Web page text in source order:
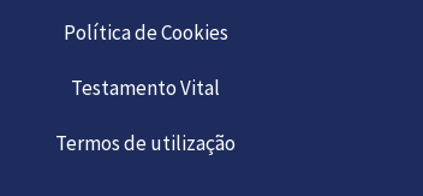
Política de Cookies
Testamento Vital
Termos de utilização